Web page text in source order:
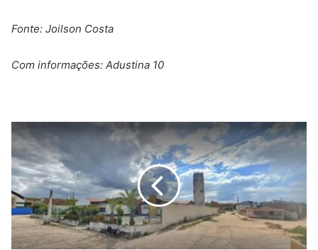
Fonte: Joilson Costa
Com informações: Adustina 10